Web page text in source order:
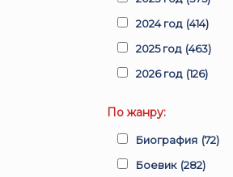
2024 год (414)
2025 год (463)
2026 год (126)
По жанру:
Биография (72)
Боевик (282)